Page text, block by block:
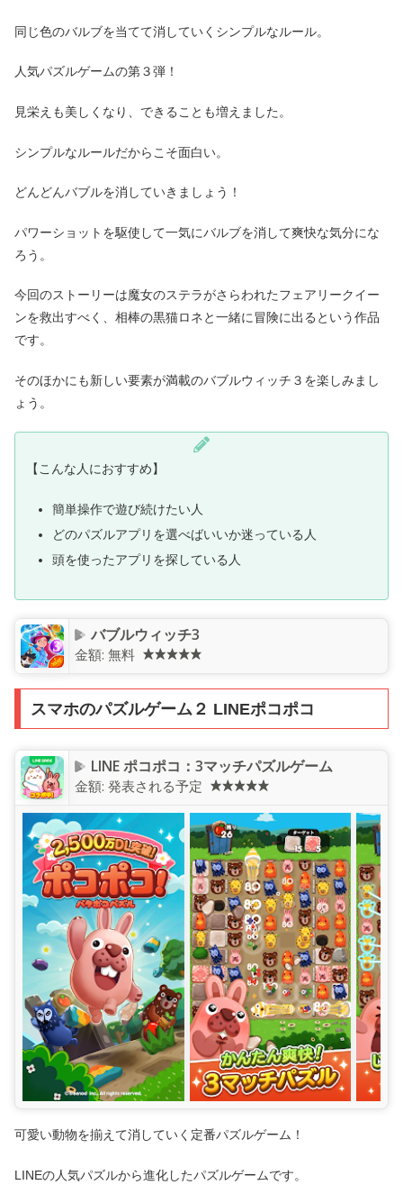
同じ色のバルブを当てて消していくシンプルなルール。
人気パズルゲームの第３弾！
見栄えも美しくなり、できることも増えました。
シンプルなルールだからこそ面白い。
どんどんバブルを消していきましょう！
パワーショットを駆使して一気にバルブを消して爽快な気分にな
ろう。
今回のストーリーは魔女のステラがさらわれたフェアリークイー
ンを救出すべく、相棒の黒猫ロネと一緒に冒険に出るという作品
です。
そのほかにも新しい要素が満載のバブルウィッチ３を楽しみまし
ょう。
【こんな人におすすめ】
簡単操作で遊び続けたい人
どのパズルアプリを選べばいいか迷っている人
頭を使ったアプリを探している人
バブルウィッチ3
金額: 無料
スマホのパズルゲーム２ LINEポコポコ
LINE ポコポコ：3マッチパズルゲーム
金額: 発表される予定
可愛い動物を揃えて消していく定番パズルゲーム！
LINEの人気パズルから進化したパズルゲームです。